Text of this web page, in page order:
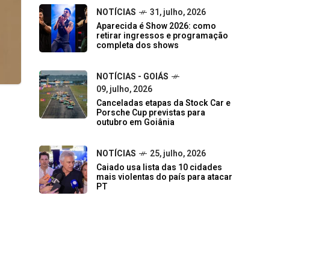
NOTÍCIAS
31, julho, 2026
Aparecida é Show 2026: como
retirar ingressos e programação
completa dos shows
NOTÍCIAS - GOIÁS
09, julho, 2026
Canceladas etapas da Stock Car e
Porsche Cup previstas para
outubro em Goiânia
NOTÍCIAS
25, julho, 2026
Caiado usa lista das 10 cidades
mais violentas do país para atacar
PT